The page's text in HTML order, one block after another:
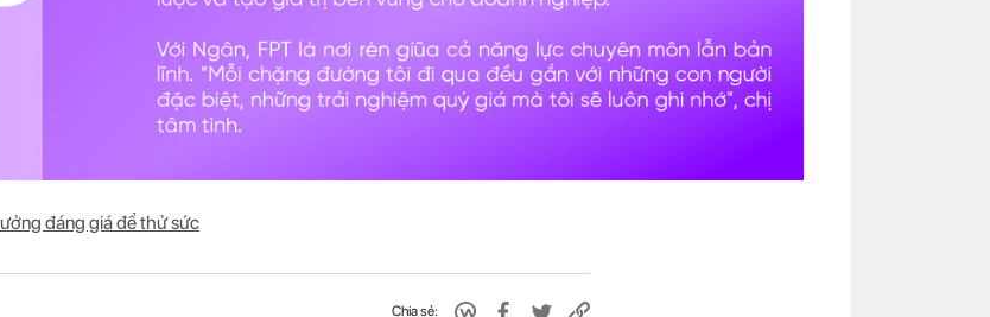
đáng giá để thử sức
Chia sẻ: